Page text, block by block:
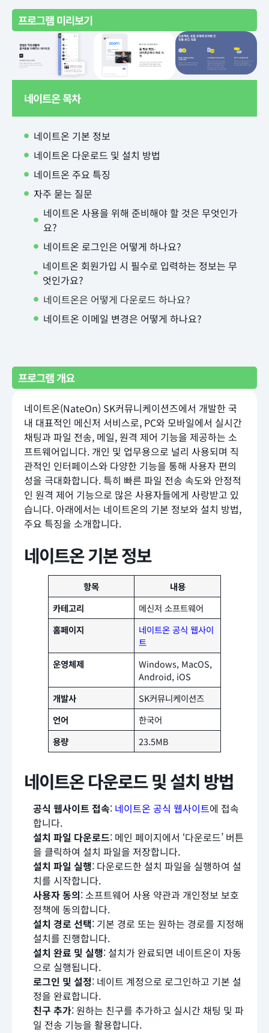
프로그램 미리보기
네이트온 목차
네이트온 기본 정보
네이트온 다운로드 및 설치 방법
네이트온 주요 특징
자주 묻는 질문
네이트온 사용을 위해 준비해야 할 것은 무엇인가
요?
네이트온 로그인은 어떻게 하나요?
네이트온 회원가입 시 필수로 입력하는 정보는 무
엇인가요?
네이트온은 어떻게 다운로드 하나요?
네이트온 이메일 변경은 어떻게 하나요?
프로그램 개요
네이트온(NateOn) SK커뮤니케이션즈에서 개발한 국
내 대표적인 메신저 서비스로, PC와 모바일에서 실시간
채팅과 파일 전송, 메일, 원격 제어 기능을 제공하는 소
프트웨어입니다. 개인 및 업무용으로 널리 사용되며 직
관적인 인터페이스와 다양한 기능을 통해 사용자 편의
성을 극대화합니다. 특히 빠른 파일 전송 속도와 안정적
인 원격 제어 기능으로 많은 사용자들에게 사랑받고 있
습니다. 아래에서는 네이트온의 기본 정보와 설치 방법,
주요 특징을 소개합니다.
네이트온 기본 정보
항목
내용
카테고리
메신저 소프트웨어
홈페이지
네이트온 공식 웹사이
트
운영체제
Windows, MacOS,
Android, iOS
개발사
SK커뮤니케이션즈
언어
한국어
용량
23.5MB
네이트온 다운로드 및 설치 방법
공식 웹사이트 접속: 네이트온 공식 웹사이트에 접속
합니다.
설치 파일 다운로드: 메인 페이지에서 ‘다운로드’ 버튼
을 클릭하여 설치 파일을 저장합니다.
설치 파일 실행: 다운로드한 설치 파일을 실행하여 설
치를 시작합니다.
사용자 동의: 소프트웨어 사용 약관과 개인정보 보호
정책에 동의합니다.
설치 경로 선택: 기본 경로 또는 원하는 경로를 지정해
설치를 진행합니다.
설치 완료 및 실행: 설치가 완료되면 네이트온이 자동
으로 실행됩니다.
로그인 및 설정: 네이트 계정으로 로그인하고 기본 설
정을 완료합니다.
친구 추가: 원하는 친구를 추가하고 실시간 채팅 및 파
일 전송 기능을 활용합니다.